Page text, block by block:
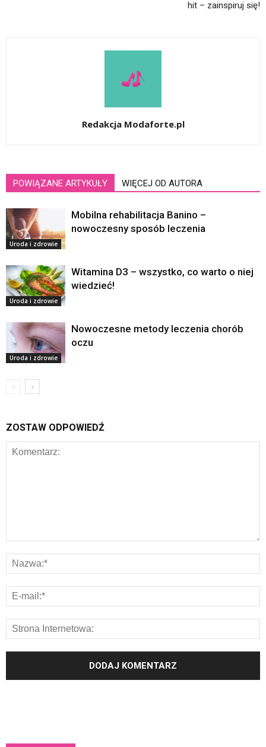
hit – zainspiruj się!
Redakcja Modaforte.pl
POWIĄZANE ARTYKUŁY WIĘCEJ OD AUTORA
Uroda i zdrowie
Mobilna rehabilitacja Banino –
nowoczesny sposób leczenia
Uroda i zdrowie
Witamina D3 – wszystko, co warto o niej
wiedzieć!
Uroda i zdrowie
Nowoczesne metody leczenia chorób
oczu
ZOSTAW ODPOWIEDŹ